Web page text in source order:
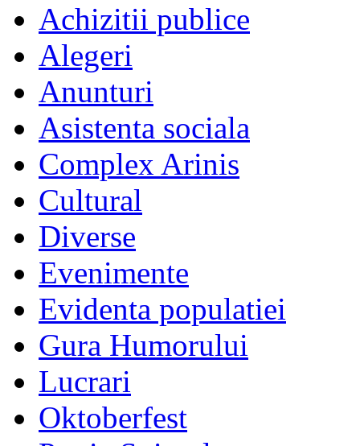
Achizitii publice
Alegeri
Anunturi
Asistenta sociala
Complex Arinis
Cultural
Diverse
Evenimente
Evidenta populatiei
Gura Humorului
Lucrari
Oktoberfest